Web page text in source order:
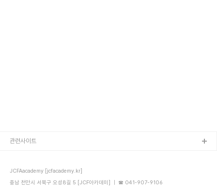
JCFAacademy [jcfacademy.kr]
충남 천안시 서북구 오성8길 5 [JCF아카데미] ｜ ☎ 041-907-9106
관련사이트